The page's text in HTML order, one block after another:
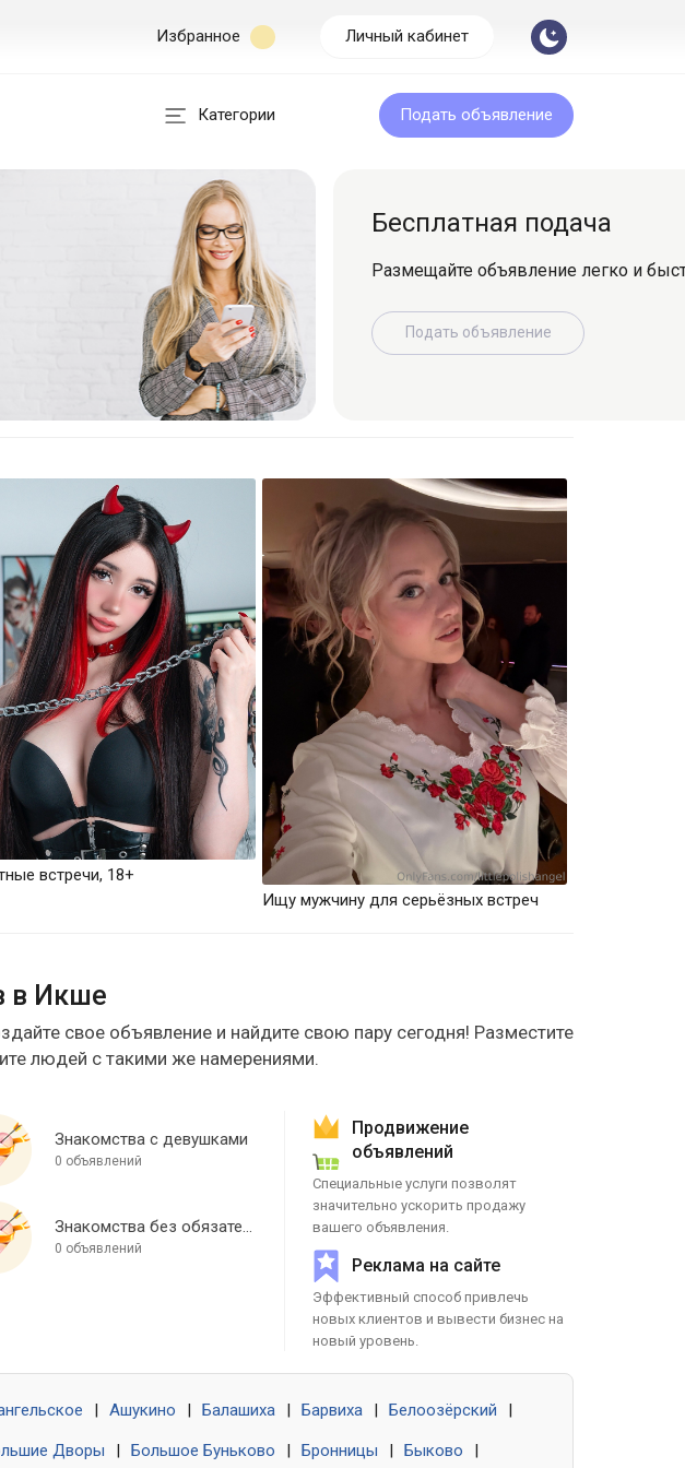
Избранное Личный кабинет
Категории Подать объявление
Бесплатная подача
Размещайте объявление легко и
Подать объявление
встречи, 18+
Ищу мужчину для серьёзных встреч
в Икше
свое объявление и найдите свою пару сегодня! Разместите
людей с такими же намерениями.
Знакомства с девушками
0 объявлений
Знакомства без обязательств
0 объявлений
Продвижение
объявлений
Специальные услуги позволят
значительно ускорить продажу
вашего объявления.
Реклама на сайте
Эффективный способ привлечь
новых клиентов и вывести бизнес на
новый уровень.
Ашукино Балашиха Барвиха Белоозёрский
Дворы Большое Буньково Бронницы Быково